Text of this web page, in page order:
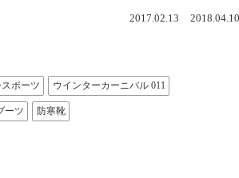
2018.04.10
2017.02.13
ポーツ ウインターカーニバル 011
ーツ 防寒靴